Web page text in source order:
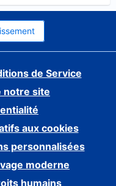
de Service
notre site
aux cookies
personnalisées
moderne
humains